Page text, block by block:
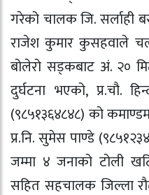
गरेको चालक जि. सर्लाही
राजेश कुमार कुसहवाले
बोलेरो सड्कबाट अं. २०
दुर्घटना भएको, प्र.चौ.
(९८५१३६४८४८) को
प्र.नि. सुमेस पाण्डे
जम्मा ४ जनाको टोली
सहित सहचालक जिल्ला